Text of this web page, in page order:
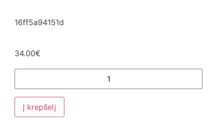
16ff5a94151d
34.00€
Į krepšelį